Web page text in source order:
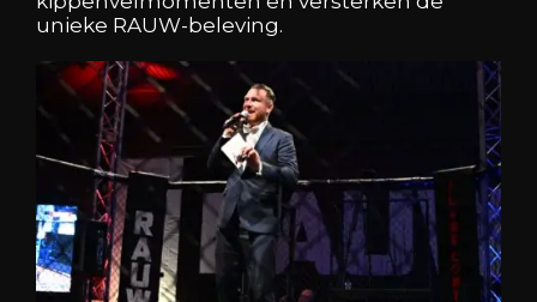
unieke RAUW-beleving.